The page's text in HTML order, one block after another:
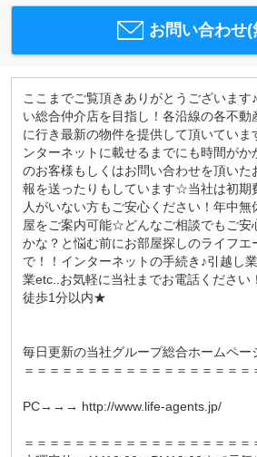
お問い合わせ(
ここまでご覧頂きありがとうございます
い総合仲介店を目指し！各沿線の各不動
に行き最新の物件を提供して頂いていま
ンターネットに載せるまでにも時間が
のお客様もしくはお問い合わせを頂いた
報を送ったりもしています☆当社は初期
人がいない方もご安心ください！年中
屋をご案内可能☆どんなご相談でもご安
かな？と悩む前にお部屋探しのライフエ
で！！インターネットの手続き♪引越し
業etc..お気軽に当社までお電話くださ
徒歩1分以内★
毎日更新の当社グループ総合ホームペー
＝＝＝＝＝＝＝＝＝＝＝＝＝＝＝＝＝＝
PC→→→ http://www.life-agents.jp/
＝＝＝＝＝＝＝＝＝＝＝＝＝＝＝＝＝＝